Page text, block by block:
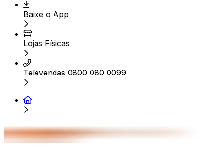
Baixe o App
Lojas Físicas
Televendas 0800 080 0099